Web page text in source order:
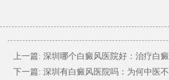
上一篇: 深圳哪个白癜风医院好：治疗白癜
下一篇: 深圳有白癜风医院吗：为何中医不